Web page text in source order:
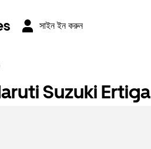
সাইন ইন করুন
Suzuki Ertiga